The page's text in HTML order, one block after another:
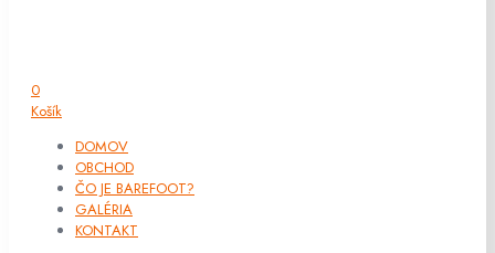
0
Košík
DOMOV
OBCHOD
ČO JE BAREFOOT?
GALÉRIA
KONTAKT